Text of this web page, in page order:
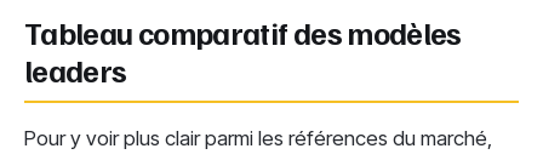
Tableau comparatif des modèles
leaders
Pour y voir plus clair parmi les références du marché,